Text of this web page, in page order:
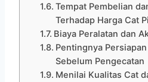
Tempat Pembelian
Terhadap Harga Cat
Biaya Peralatan dan
Pentingnya
Sebelum Pengecatan
Menilai Kualitas Cat